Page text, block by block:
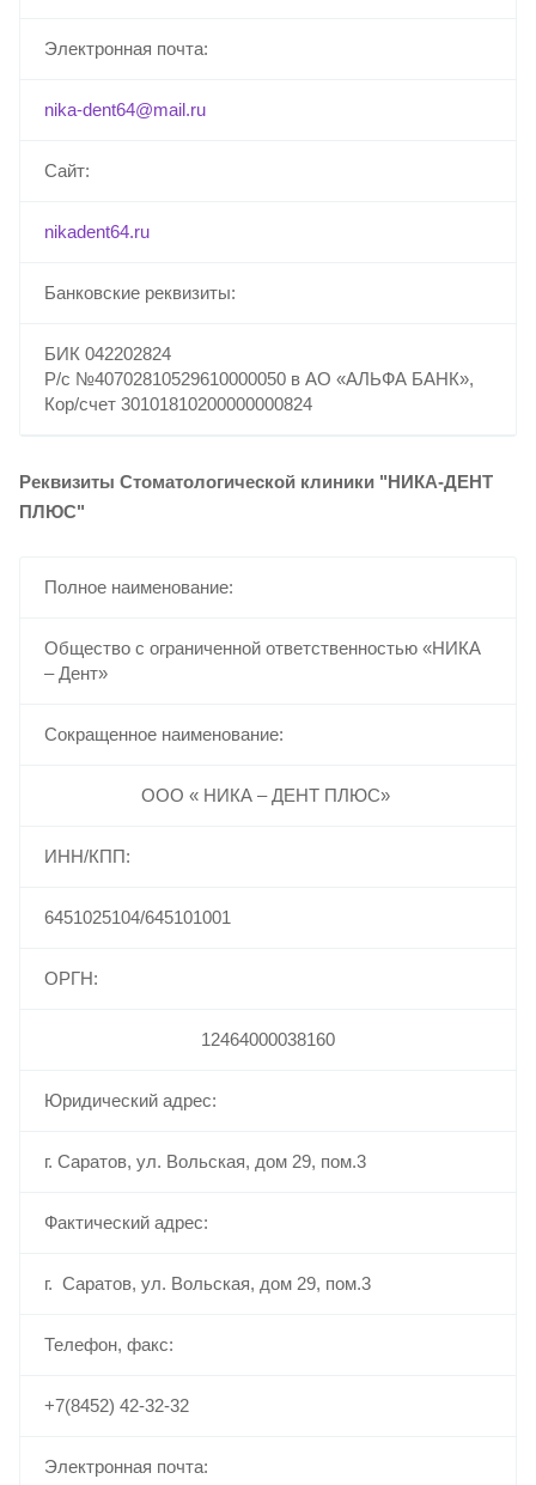
Электронная почта:
nika-dent64@mail.ru
Сайт:
nikadent64.ru
Банковские реквизиты:
БИК 042202824
Р/с №40702810529610000050 в АО «АЛЬФА БАНК»,
Кор/счет 30101810200000000824
Реквизиты Стоматологической клиники "НИКА-ДЕНТ
ПЛЮС"
Полное наименование:
Общество с ограниченной ответственностью «НИКА
– Дент»
Сокращенное наименование:
ООО « НИКА – ДЕНТ ПЛЮС»
ИНН/КПП:
6451025104/645101001
ОРГН:
12464000038160
Юридический адрес:
г. Саратов, ул. Вольская, дом 29, пом.3
Фактический адрес:
г. Саратов, ул. Вольская, дом 29, пом.3
Телефон, факс:
+7(8452) 42-32-32
Электронная почта: